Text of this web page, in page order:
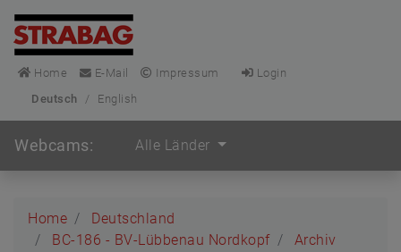
Home E-Mail Impressum
Login
Deutsch
/ English
Webcams: Alle Länder
Home
Deutschland
BC-186 - BV-Lübbenau Nordkopf
Archiv